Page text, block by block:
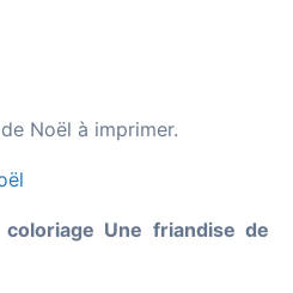
Noël à imprimer.
Une friandise de